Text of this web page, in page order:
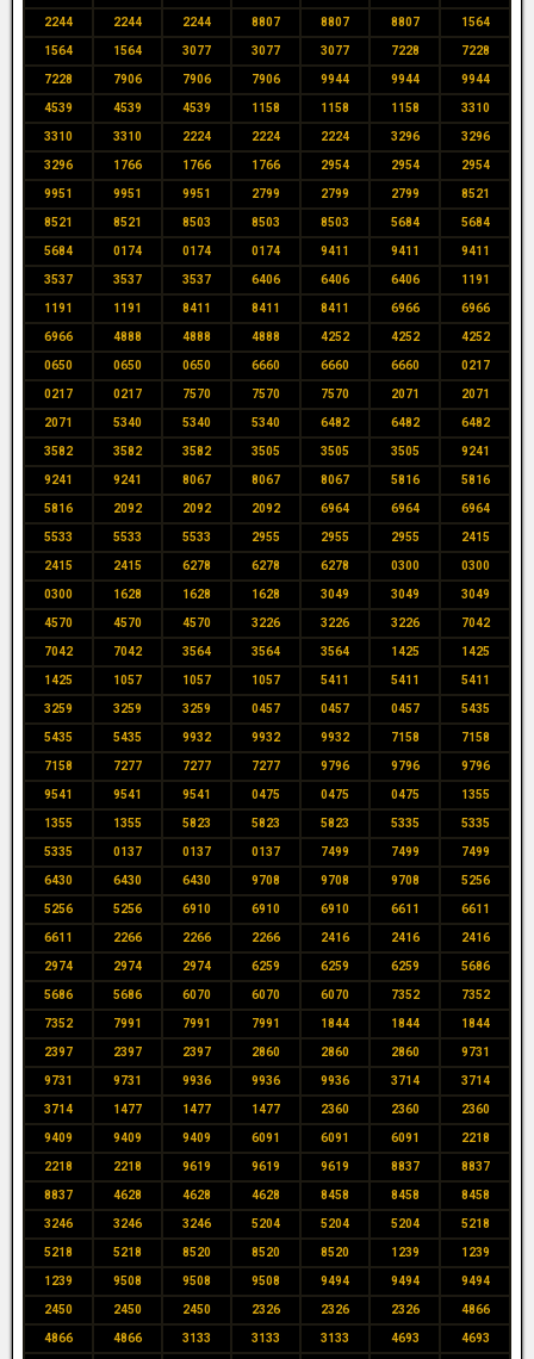
2244 2244 2244 8807 8807 8807 1564
1564 1564 3077 3077 3077 7228 7228
7228 7906 7906 7906 9944 9944 9944
4539 4539 4539 1158 1158 1158 3310
3310 3310 2224 2224 2224 3296 3296
3296 1766 1766 1766 2954 2954 2954
9951 9951 9951 2799 2799 2799 8521
8521 8521 8503 8503 8503 5684 5684
5684 0174 0174 0174 9411 9411 9411
3537 3537 3537 6406 6406 6406 1191
1191 1191 8411 8411 8411 6966 6966
6966 4888 4888 4888 4252 4252 4252
0650 0650 0650 6660 6660 6660 0217
0217 0217 7570 7570 7570 2071 2071
2071 5340 5340 5340 6482 6482 6482
3582 3582 3582 3505 3505 3505 9241
9241 9241 8067 8067 8067 5816 5816
5816 2092 2092 2092 6964 6964 6964
5533 5533 5533 2955 2955 2955 2415
2415 2415 6278 6278 6278 0300 0300
0300 1628 1628 1628 3049 3049 3049
4570 4570 4570 3226 3226 3226 7042
7042 7042 3564 3564 3564 1425 1425
1425 1057 1057 1057 5411 5411 5411
3259 3259 3259 0457 0457 0457 5435
5435 5435 9932 9932 9932 7158 7158
7158 7277 7277 7277 9796 9796 9796
9541 9541 9541 0475 0475 0475 1355
1355 1355 5823 5823 5823 5335 5335
5335 0137 0137 0137 7499 7499 7499
6430 6430 6430 9708 9708 9708 5256
5256 5256 6910 6910 6910 6611 6611
6611 2266 2266 2266 2416 2416 2416
2974 2974 2974 6259 6259 6259 5686
5686 5686 6070 6070 6070 7352 7352
7352 7991 7991 7991 1844 1844 1844
2397 2397 2397 2860 2860 2860 9731
9731 9731 9936 9936 9936 3714 3714
3714 1477 1477 1477 2360 2360 2360
9409 9409 9409 6091 6091 6091 2218
2218 2218 9619 9619 9619 8837 8837
8837 4628 4628 4628 8458 8458 8458
3246 3246 3246 5204 5204 5204 5218
5218 5218 8520 8520 8520 1239 1239
1239 9508 9508 9508 9494 9494 9494
2450 2450 2450 2326 2326 2326 4866
4866 4866 3133 3133 3133 4693 4693